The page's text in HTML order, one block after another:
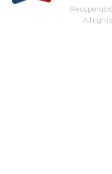
All